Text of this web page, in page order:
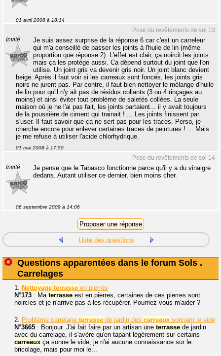
01 avril 2008 à 18:14
Pose du revêtements de sol 13
Invité
Je suis assez surprise de la réponse 6 car c'est un carreleur
qui m'a conseillé de passer les joints à l'huile de lin (même
proportion que réponse 2). L'effet est clair, ça noircit les joints
mais ça les protège aussi. Ca dépend surtout du joint que l'on
utilise. Un joint gris va devenir gris noir. Un joint blanc devient
beige. Après il faut voir si les carreaux sont foncés, les joints gris
noirs ne jurent pas. Par contre, il faut bien nettoyer le mélange d'huile
de lin pour qu'il n'y ait pas de résidus collants (3 ou 4 rinçages au
moins) et ainsi éviter tout problème de saletés collées. La seule
maison où je ne l'ai pas fait, les joints partaient... il y avait toujours
de la poussière de ciment qui trainait ! ... Les joints finissent par
s'user. Il faut savoir que ça ne sert pas pour les traces. Perso, je
cherche encore pour enlever certaines traces de peintures ! ... Mais
je me refuse à utiliser l'acide chlorhydrique.
01 mai 2008 à 17:50
Pose du revêtements de sol 14
Invité
Je pense que le Tabasco fonctionne parce qu'il y a du vinaigre
dedans. Autant utiliser ce dernier, bien moins cher.
06 septembre 2009 à 14:06
Liste des questions
Questions apparentées dans le forum Sols .
Carrelages
1. Nettoyage terrasse en pierres
N°173 : Ma terrasse est en pierres, certaines de ces pierres sont
noircies et je n'arrive pas à les récupérer. Pourriez-vous m'aider ?
2. Problème carrelage terrasse de jardin des carreaux sonnant le vide
N°3665 : Bonjour. J'ai fait faire par un artisan une terrasse de jardin
avec du carrelage, il s'avère qu'en tapant légèrement sur certains
carreaux ça sonne le vide, je n'ai aucune connaissance sur le
bricolage, mais pour moi le...